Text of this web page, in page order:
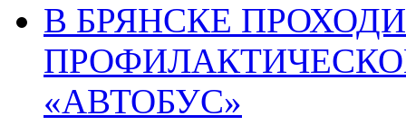
В БРЯНСКЕ
«АВТОБУС»